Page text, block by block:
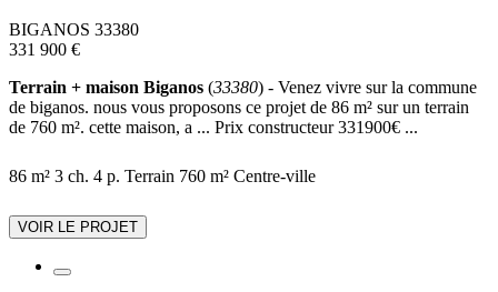
BIGANOS 33380
331 900 €
Terrain + maison Biganos (33380) - Venez vivre sur la commune
de biganos. nous vous proposons ce projet de 86 m² sur un terrain
de 760 m². cette maison, a ... Prix constructeur 331900€ ...
86 m² 3 ch. 4 p. Terrain 760 m² Centre-ville
VOIR LE PROJET